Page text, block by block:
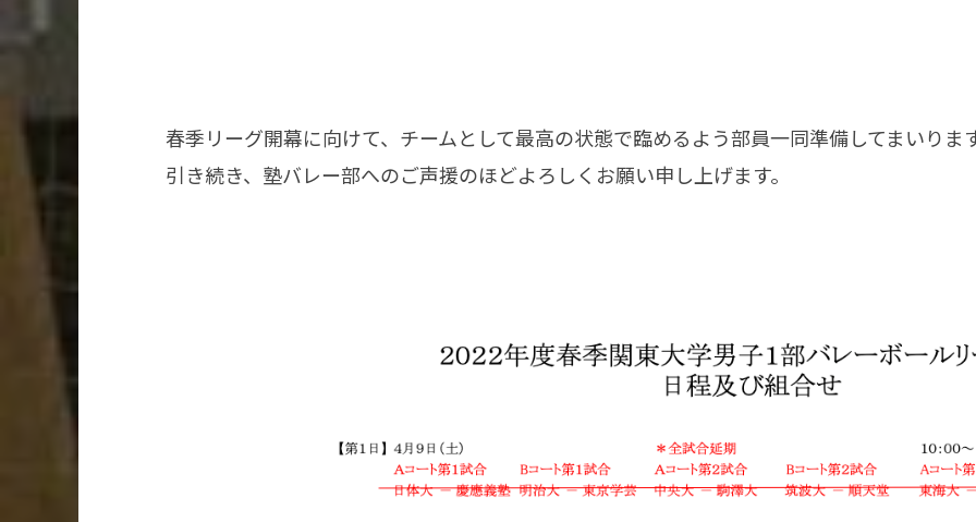
春季リーグ開幕に向けて、チームとして最高の状態で臨めるよう部員一同準備してまいりま
引き続き、塾バレー部へのご声援のほどよろしくお願い申し上げます。